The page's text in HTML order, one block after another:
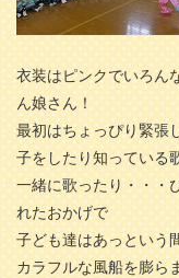
衣装はピンクでいろん
ん娘さん！
最初はちょっぴり緊張
子をしたり知っている
一緒に歌ったり・・・
れたおかげで
子ども達はあっという
カラフルな風船を膨ら